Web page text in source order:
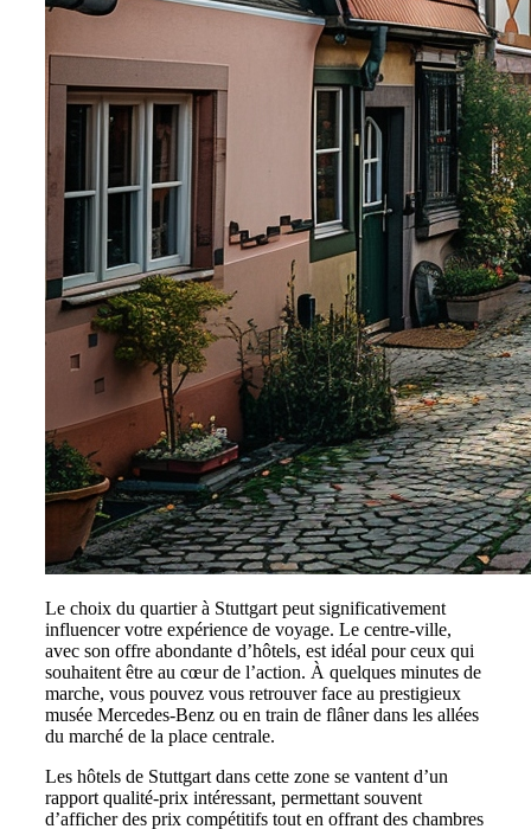
Le choix du quartier à Stuttgart peut significativement
influencer votre expérience de voyage. Le centre-ville,
avec son offre abondante d’hôtels, est idéal pour ceux qui
souhaitent être au cœur de l’action. À quelques minutes de
marche, vous pouvez vous retrouver face au prestigieux
musée Mercedes-Benz ou en train de flâner dans les allées
du marché de la place centrale.
Les hôtels de Stuttgart dans cette zone se vantent d’un
rapport qualité-prix intéressant, permettant souvent
d’afficher des prix compétitifs tout en offrant des chambres